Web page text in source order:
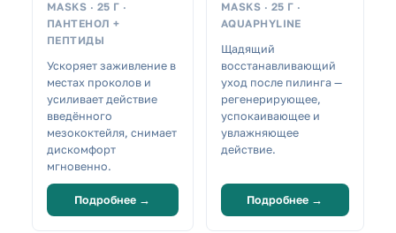
MASKS · 25 Г ·
ПАНТЕНОЛ +
ПЕПТИДЫ
Ускоряет заживление в
местах проколов и
усиливает действие
введённого
мезококтейля, снимает
дискомфорт
мгновенно.
Подробнее →
MASKS · 25 Г ·
AQUAPHYLINE
Щадящий
восстанавливающий
уход после пилинга —
регенерирующее,
успокаивающее и
увлажняющее
действие.
Подробнее →